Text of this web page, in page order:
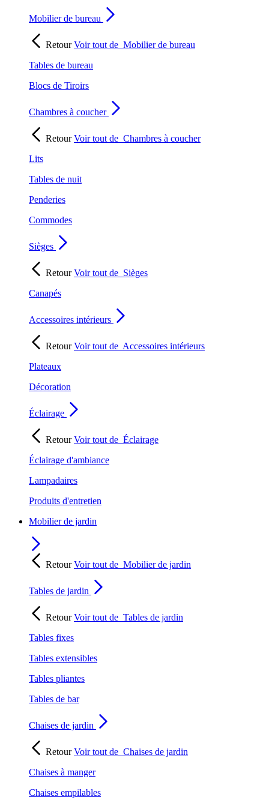
Mobilier de bureau
RetourVoir tout de Mobilier de bureau
Tables de bureau
Blocs de Tiroirs
Chambres à coucher
RetourVoir tout de Chambres à coucher
Lits
Tables de nuit
Penderies
Commodes
Sièges
RetourVoir tout de Sièges
Canapés
Accessoires intérieurs
RetourVoir tout de Accessoires intérieurs
Plateaux
Décoration
Éclairage
RetourVoir tout de Éclairage
Éclairage d'ambiance
Lampadaires
Produits d'entretien
Mobilier de jardin
RetourVoir tout de Mobilier de jardin
Tables de jardin
RetourVoir tout de Tables de jardin
Tables fixes
Tables extensibles
Tables pliantes
Tables de bar
Chaises de jardin
RetourVoir tout de Chaises de jardin
Chaises à manger
Chaises empilables